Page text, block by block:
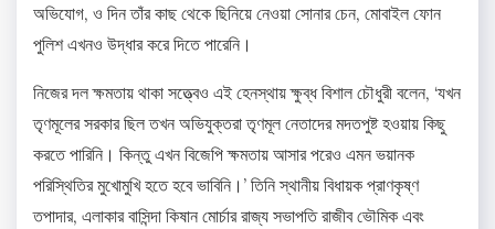
অভিযোগ, ও দিন তাঁর কাছ থেকে ছিনিয়ে নেওয়া সোনার চেন, মোবাইল ফোন
পুলিশ এখনও উদ্ধার করে দিতে পারেনি।
নিজের দল ক্ষমতায় থাকা সত্ত্বেও এই হেনস্থায় ক্ষুব্ধ বিশাল চৌধুরী বলেন, ‘যখন
তৃণমূলের সরকার ছিল তখন অভিযুক্তরা তৃণমূল নেতাদের মদতপুষ্ট হওয়ায় কিছু
করতে পারিনি। কিন্তু এখন বিজেপি ক্ষমতায় আসার পরেও এমন ভয়ানক
পরিস্থিতির মুখোমুখি হতে হবে ভাবিনি।’ তিনি স্থানীয় বিধায়ক প্রাণকৃষ্ণ
তপাদার, এলাকার বাসিন্দা কিষান মোর্চার রাজ্য সভাপতি রাজীব ভৌমিক এবং